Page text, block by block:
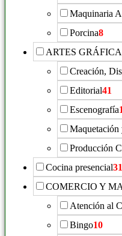
Maquinaria
Porcina8
ARTES
Creación,
Editorial41
Escenografía1
Maquetación
Producción
Cocina presencial31
COMERCIO Y
Atención al
Bingo10